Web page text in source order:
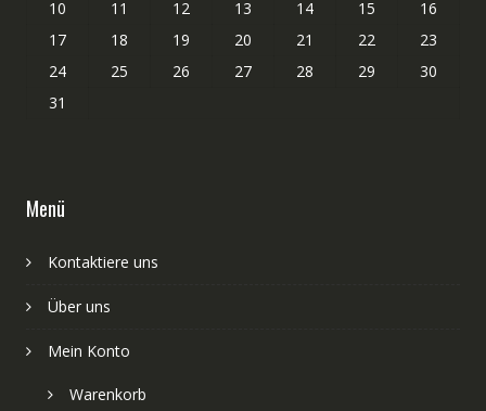
10
11 12 13 14 15
16
17
18 19 20 21 22
23
24
25 26 27 28 29
30
31
Menü
Kontaktiere uns
Über uns
Mein Konto
Warenkorb